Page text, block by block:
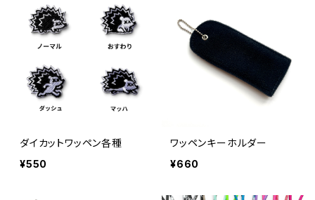
ダイカットワッペン各種
¥550
ワッペンキーホルダー
¥660